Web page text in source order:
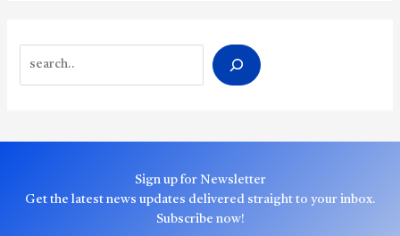
Sign up for Newsletter
Get the latest news updates delivered straight to your inbox.
Subscribe now!